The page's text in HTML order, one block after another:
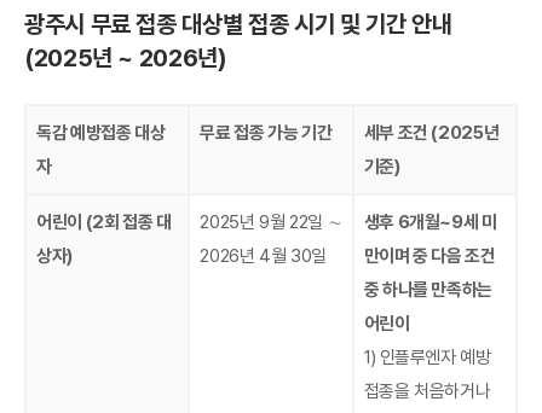
광주시 무료 접종 대상별 접종 시기 및 기간 안내
(2025년 ~ 2026년)
독감 예방접종 대상
자
무료 접종 가능 기간
세부 조건 (2025년
기준)
어린이 (2회 접종 대
상자)
2025년 9월 22일 ∼
2026년 4월 30일
생후 6개월~9세 미
만이며 중 다음 조건
중 하나를 만족하는
어린이
1) 인플루엔자 예방
접종을 처음하거나